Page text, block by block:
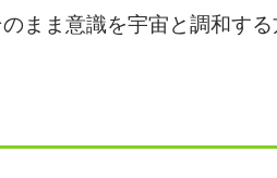
まま意識を宇宙と調和する